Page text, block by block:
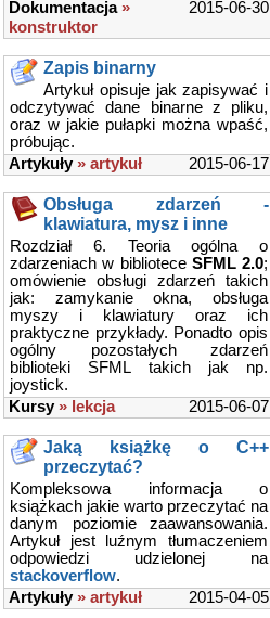
2015-06-30
Dokumentacja »
konstruktor
Zapis binarny
Artykuł opisuje jak zapisywać i
odczytywać dane binarne z pliku,
oraz w jakie pułapki można wpaść,
próbując.
2015-06-17
Artykuły » artykuł
Obsługa zdarzeń -
klawiatura, mysz i inne
Rozdział 6. Teoria ogólna o
zdarzeniach w bibliotece SFML 2.0;
omówienie obsługi zdarzeń takich
jak: zamykanie okna, obsługa
myszy i klawiatury oraz ich
praktyczne przykłady. Ponadto opis
ogólny pozostałych zdarzeń
biblioteki SFML takich jak np.
joystick.
2015-06-07
Kursy » lekcja
Jaką książkę o C++
przeczytać?
Kompleksowa informacja o
książkach jakie warto przeczytać na
danym poziomie zaawansowania.
Artykuł jest luźnym tłumaczeniem
odpowiedzi udzielonej na
stackoverflow.
2015-04-05
Artykuły » artykuł